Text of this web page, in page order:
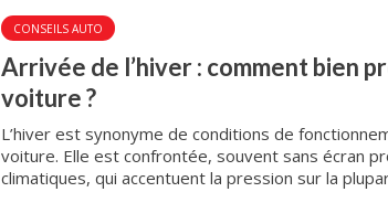
CONSEILS AUTO
Arrivée de l’hiver : comment bien
voiture ?
L’hiver est synonyme de conditions de
voiture. Elle est confrontée, souvent sans écran
climatiques, qui accentuent la pression sur la